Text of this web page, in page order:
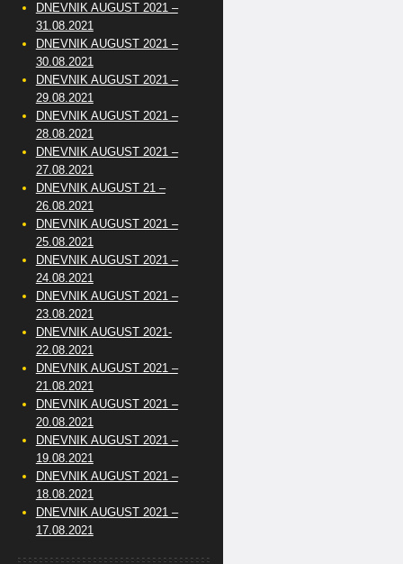
DNEVNIK AUGUST 2021 –
31.08.2021
DNEVNIK AUGUST 2021 –
30.08.2021
DNEVNIK AUGUST 2021 –
29.08.2021
DNEVNIK AUGUST 2021 –
28.08.2021
DNEVNIK AUGUST 2021 –
27.08.2021
DNEVNIK AUGUST 21 –
26.08.2021
DNEVNIK AUGUST 2021 –
25.08.2021
DNEVNIK AUGUST 2021 –
24.08.2021
DNEVNIK AUGUST 2021 –
23.08.2021
DNEVNIK AUGUST 2021-
22.08.2021
DNEVNIK AUGUST 2021 –
21.08.2021
DNEVNIK AUGUST 2021 –
20.08.2021
DNEVNIK AUGUST 2021 –
19.08.2021
DNEVNIK AUGUST 2021 –
18.08.2021
DNEVNIK AUGUST 2021 –
17.08.2021